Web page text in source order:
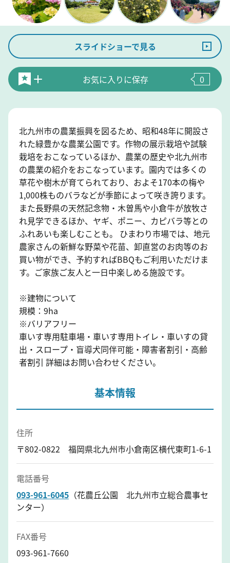
スライドショーで見る
お気に入りに保存 0
北九州市の農業振興を図るため、昭和48年に開設さ
れた緑豊かな農業公園です。作物の展示栽培や試験
栽培をおこなっているほか、農業の歴史や北九州市
の農業の紹介をおこなっています。園内では多くの
草花や樹木が育てられており、およそ170本の梅や
1,000株ものバラなどが季節によって咲き誇ります。
また長野県の天然記念物・木曽馬や小倉牛が放牧さ
れ見学できるほか、ヤギ、ポニー、カピバラ等との
ふれあいも楽しむことも。 ひまわり市場では、地元
農家さんの新鮮な野菜や花苗、卸直営のお肉等のお
買い物ができ、予約すればBBQもご利用いただけま
す。ご家族ご友人と一日中楽しめる施設です。
※建物について
規模：9ha
※バリアフリー
車いす専用駐車場・車いす専用トイレ・車いすの貸
出・スロープ・盲導犬同伴可能・障害者割引・高齢
者割引 詳細はお問い合わせください。
基本情報
住所
〒802-0822 福岡県北九州市小倉南区横代東町1-6-1
電話番号
093-961-6045 （花農丘公園 北九州市立総合農事セ
ンター）
FAX番号
093-961-7660